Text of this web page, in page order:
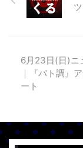
6月23日(日)ニ
｜『バト調』
ート